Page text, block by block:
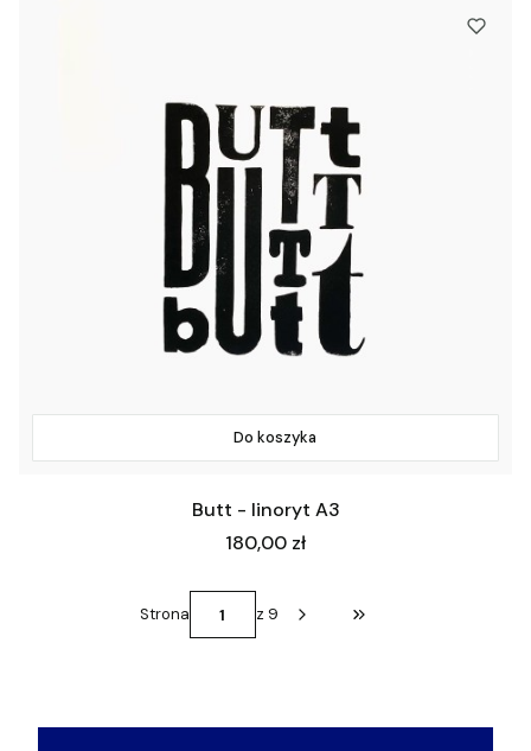
Do koszyka
Butt - linoryt A3
Cena
180,00 zł
Strona z 9 Przejdź do ostatniej